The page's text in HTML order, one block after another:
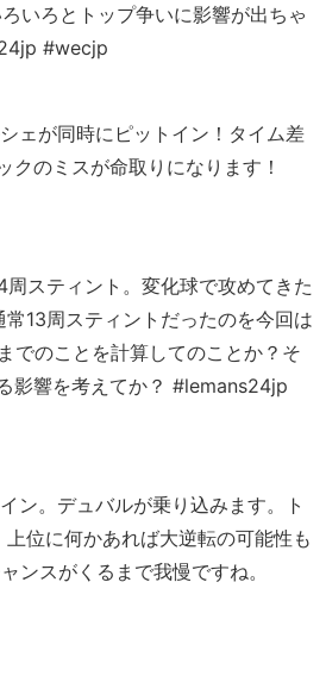
いろとトップ争いに影響が出ちゃ
#wecjp
ェが同時にピットイン！タイム差
クのミスが命取りになります！
スティント。変化球で攻めてきた
13周スティントだったのを今回は
でのことを計算してのことか？そ
影響を考えてか？ #lemans24jp
ン。デュバルが乗り込みます。ト
位に何かあれば大逆転の可能性も
ンスがくるまで我慢ですね。